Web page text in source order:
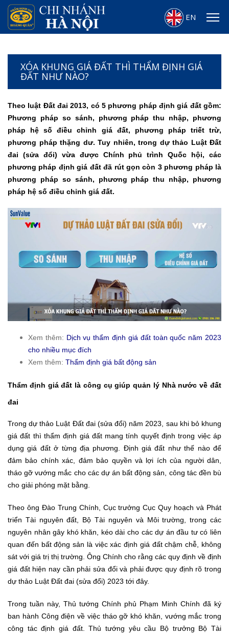
EN
XÓA KHUNG GIÁ ĐẤT THÌ THẨM ĐỊNH GIÁ
ĐẤT NHƯ NÀO?
Theo luật Đất đai 2013, có 5 phương pháp định giá đất gồm:
Phương pháp so sánh, phương pháp thu nhập, phương
pháp hệ số điều chỉnh giá đất, phương pháp triết trừ,
phương pháp thặng dư. Tuy nhiên, trong dự thảo Luật Đất
đai (sửa đổi) vừa được Chính phủ trình Quốc hội, các
phương pháp định giá đất đã rút gọn còn 3 phương pháp là
phương pháp so sánh, phương pháp thu nhập, phương
pháp hệ số điều chỉnh giá đất.
Xem thêm: Dịch vụ thẩm định giá đất toàn quốc năm 2023
cho nhiều mục đích
Xem thêm: Thẩm định giá bất động sản
Thẩm định giá đất là công cụ giúp quản lý Nhà nước về đất
đai
Trong dự thảo Luật Đất đai (sửa đổi) năm 2023, sau khi bỏ khung
giá đất thì thẩm định giá đất mang tính quyết định trong việc áp
dụng giá đất ở từng địa phương. Định giá đất như thế nào để
đảm bảo chính xác, đảm bảo quyền và lợi ích của người dân,
tháo gỡ vướng mắc cho các dự án bất động sản, công tác đền bù
cho giải phóng mặt bằng.
Theo ông Đào Trung Chính, Cục trưởng Cục Quy hoạch và Phát
triển Tài nguyên đất, Bộ Tài nguyên và Môi trường, trong các
nguyên nhân gây khó khăn, kéo dài cho các dự án đầu tư có liên
quan đến bất động sản là việc xác định giá đất chậm chễ, không
sát với giá trị thị trường. Ông Chính cho rằng các quy định về định
giá đất hiện nay cần phải sửa đổi và phải được quy định rõ trong
dự thảo Luật Đất đai (sửa đổi) 2023 tới đây.
Trong tuần này, Thủ tướng Chính phủ Phạm Minh Chính đã ký
ban hành Công điện về việc tháo gỡ khó khăn, vướng mắc trong
công tác định giá đất. Thủ tướng yêu cầu Bộ trưởng Bộ Tài